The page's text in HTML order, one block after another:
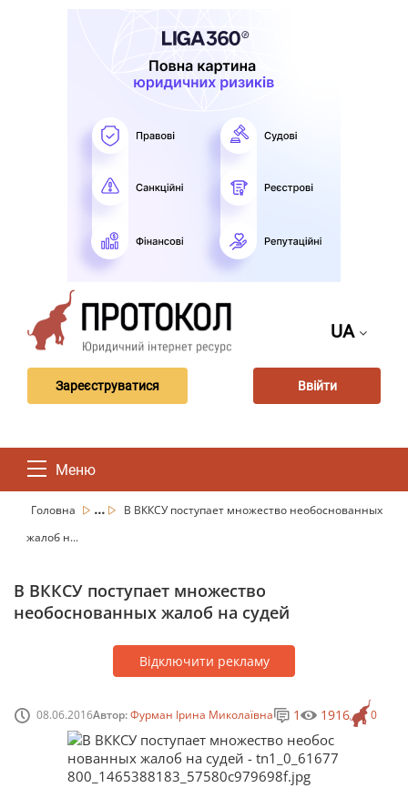
UA
Зареєструватися Ввійти
Меню
Головна ...
В ВККСУ поступает множество необоснованных
жалоб н...
В ВККСУ поступает множество
необоснованных жалоб на судей
Відключити рекламу
08.06.2016Автор:Фурман Ірина Миколаївна 0
1 1916